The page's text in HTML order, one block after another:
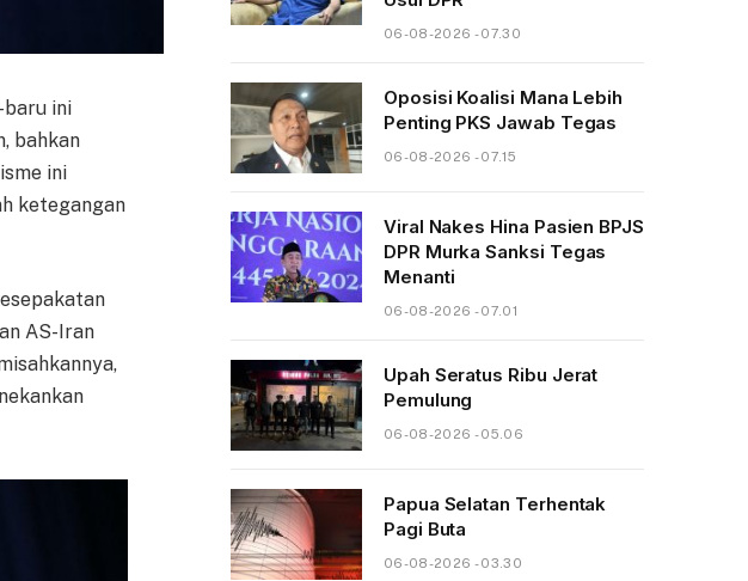
baru ini
bahkan
ini
ketegangan
AS-Iran
06-08-2026 - 07.30
Oposisi Koalisi Mana Lebih
Penting PKS Jawab Tegas
06-08-2026 - 07.15
Viral Nakes Hina Pasien BPJS
DPR Murka Sanksi Tegas
Menanti
06-08-2026 - 07.01
Upah Seratus Ribu Jerat
Pemulung
06-08-2026 - 05.06
Papua Selatan Terhentak
Pagi Buta
06-08-2026 - 03.30